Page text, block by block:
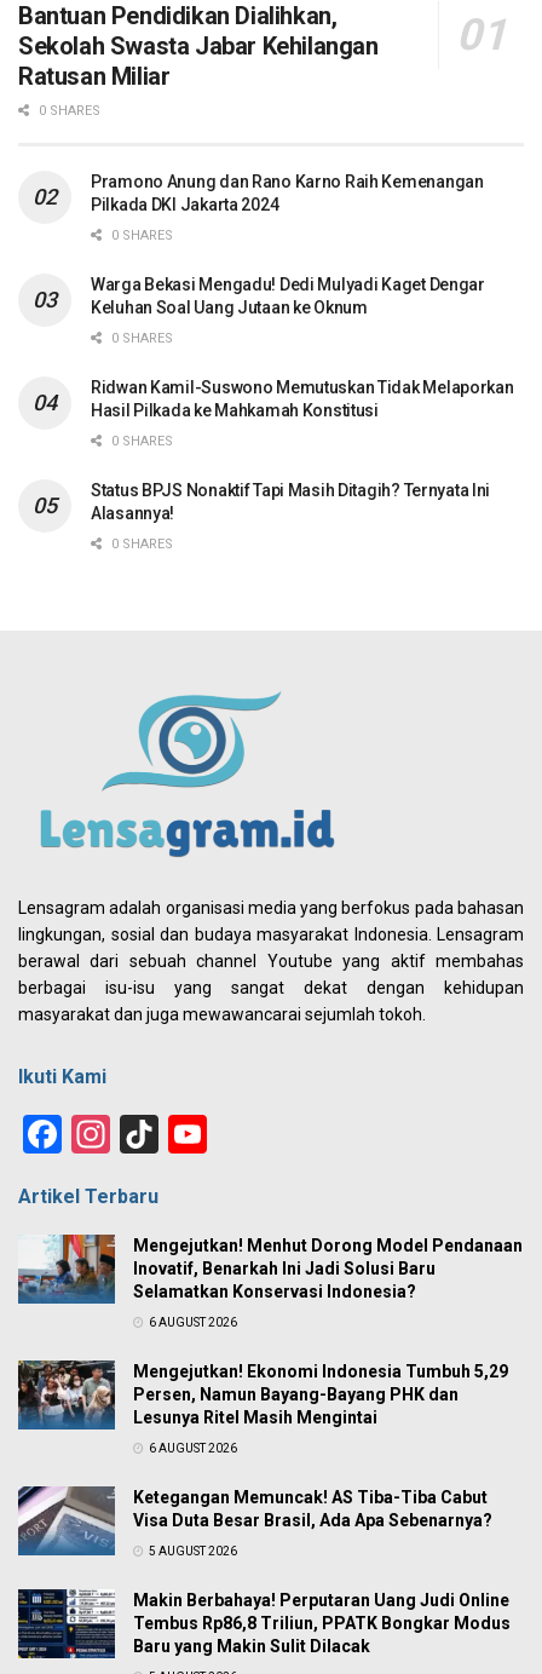
Bantuan Pendidikan Dialihkan,
Sekolah Swasta Jabar Kehilangan
Ratusan Miliar
0 SHARES
Pramono Anung dan Rano Karno Raih Kemenangan
Pilkada DKI Jakarta 2024
0 SHARES
Warga Bekasi Mengadu! Dedi Mulyadi Kaget Dengar
Keluhan Soal Uang Jutaan ke Oknum
0 SHARES
Ridwan Kamil-Suswono Memutuskan Tidak Melaporkan
Hasil Pilkada ke Mahkamah Konstitusi
0 SHARES
Status BPJS Nonaktif Tapi Masih Ditagih? Ternyata Ini
Alasannya!
0 SHARES
Lensagram adalah organisasi media yang berfokus pada bahasan
lingkungan, sosial dan budaya masyarakat Indonesia. Lensagram
berawal dari sebuah channel Youtube yang aktif membahas
berbagai isu-isu yang sangat dekat dengan kehidupan
masyarakat dan juga mewawancarai sejumlah tokoh.
Ikuti Kami
Facebook
Instagram
TikTok
Artikel Terbaru
Mengejutkan! Menhut Dorong Model Pendanaan
Inovatif, Benarkah Ini Jadi Solusi Baru
Selamatkan Konservasi Indonesia?
6 AUGUST 2026
Mengejutkan! Ekonomi Indonesia Tumbuh 5,29
Persen, Namun Bayang-Bayang PHK dan
Lesunya Ritel Masih Mengintai
6 AUGUST 2026
Ketegangan Memuncak! AS Tiba-Tiba Cabut
Visa Duta Besar Brasil, Ada Apa Sebenarnya?
5 AUGUST 2026
Makin Berbahaya! Perputaran Uang Judi Online
Tembus Rp86,8 Triliun, PPATK Bongkar Modus
Baru yang Makin Sulit Dilacak